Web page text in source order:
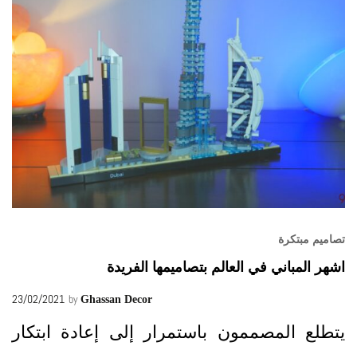
تصاميم مبتكرة
اشهر المباني في العالم بتصاميمها الفريدة
23/02/2021 by Ghassan Decor
يتطلع المصممون باستمرار إلى إعادة ابتكار